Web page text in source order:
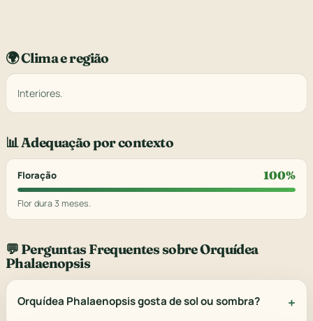
🌍 Clima e região
Interiores.
📊 Adequação por contexto
Floração 100%
Flor dura 3 meses.
💬 Perguntas Frequentes sobre Orquídea
Phalaenopsis
Orquídea Phalaenopsis gosta de sol ou sombra?